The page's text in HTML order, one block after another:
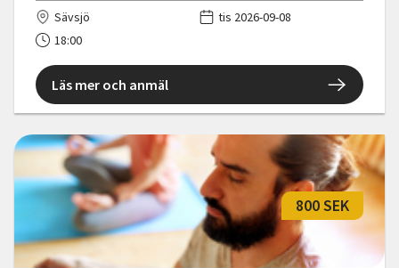
Sävsjö
tis 2026-09-08
18:00
Läs mer och anmäl
800 SEK